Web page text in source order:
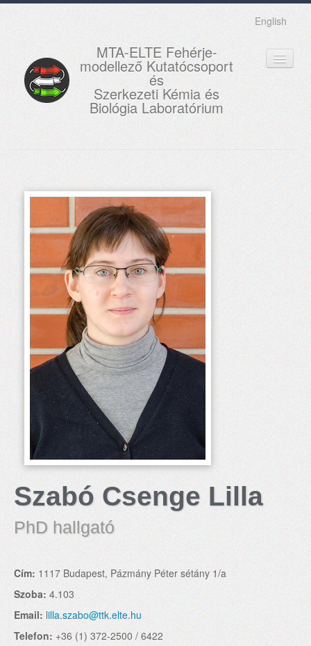
English
MTA-ELTE Fehérje-
modellező Kutatócsoport
és
Szerkezeti Kémia és
Biológia Laboratórium
OKTATÁS
MUNKATÁRSAK
AKTUÁLIS
GALÉRIA
KAPCSOLAT
Szabó Csenge Lilla
PhD hallgató
Cím: 1117 Budapest, Pázmány Péter sétány 1/a
Szoba: 4.103
Email: lilla.szabo@ttk.elte.hu
Telefon: +36 (1) 372-2500 / 6422